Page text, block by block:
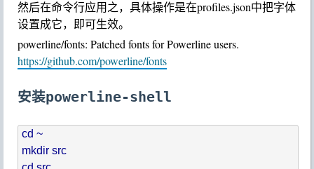
然后在命令行应用之，具体操作是在profiles.json中把字体
设置成它，即可生效。
powerline/fonts: Patched fonts for Powerline users.
https://github.com/powerline/fonts
安装powerline-shell
cd ~
mkdir src